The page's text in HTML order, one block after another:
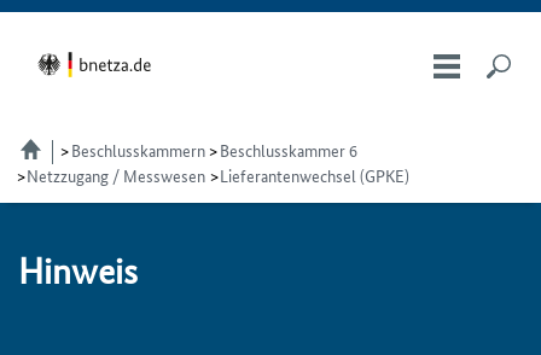
Beschlusskammern
Beschlusskammer 6
Netzzugang / Messwesen
Lieferantenwechsel (GPKE)
Hin­weis